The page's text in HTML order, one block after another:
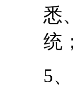
悉
统；
5